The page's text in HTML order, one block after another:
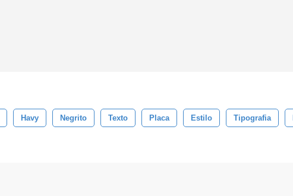
Havy Negrito Texto Placa Estilo Tipografia